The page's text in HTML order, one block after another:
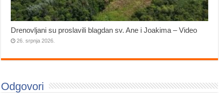
Drenovljani su proslavili blagdan sv. Ane i Joakima – Video
26. srpnja 2026.
Odgovori